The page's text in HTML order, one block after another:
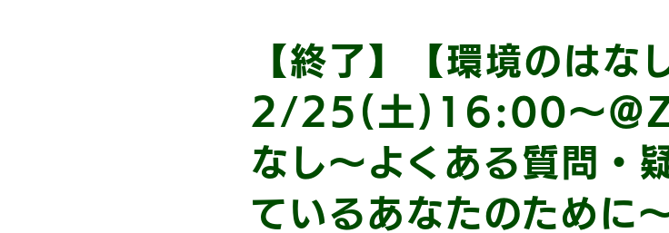
【終了】【環境のはな
2/25(土)16:00〜＠
なし〜よくある質問・
ているあなたのために